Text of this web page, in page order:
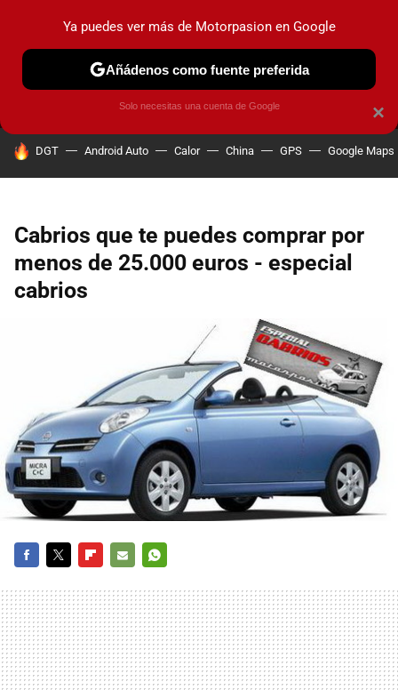
MENÚ NUEVO
COCHES ELÉCTRICOS OBSERVATORIO
HOY SE HABLA DE
DGT Android Auto Calor China GPS Google Maps
Cabrios que te puedes comprar por
menos de 25.000 euros - especial
cabrios
MAIL
×
Ya puedes ver más de Motorpasion en Google
Añádenos como fuente preferida
Solo necesitas una cuenta de Google